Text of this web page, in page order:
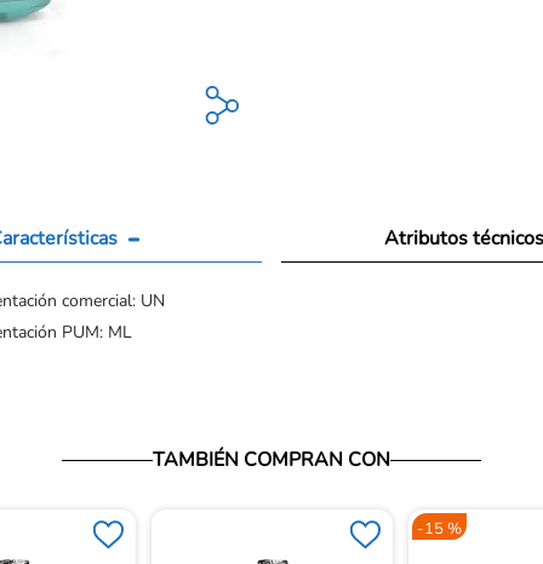
Atributos técnicos
comercial: UN
PUM: ML
TAMBIÉN COMPRAN CON
-15 %